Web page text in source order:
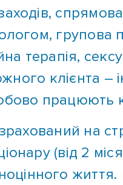
групова
терапія,
клієнта –
працюють
(від 2
життя.